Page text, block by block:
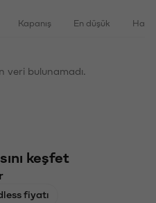
Kapanış En düşük
veri bulunamadı.
keşfet
fiyatı